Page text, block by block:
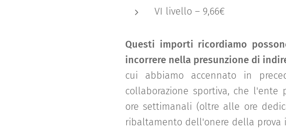
VI livello – 9,66€
Questi importi ricordiamo
incorrere nella presunzione di
cui abbiamo accennato in
collaborazione sportiva, che l'ente
ore settimanali (oltre alle ore
ribaltamento dell'onere della